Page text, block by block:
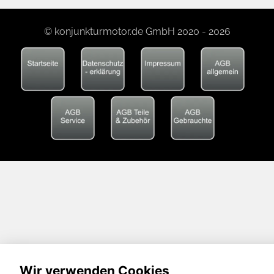
© konjunkturmotor.de GmbH 2020 - 2026
Wir verwenden Cookies